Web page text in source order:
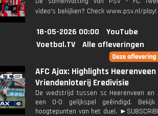
video's bekijken? Check www.psv.nl/
18-05-2026 00:00
YouTube
Voetbal.TV
Alle afleveringen
AFC Ajax: Highlights Heerenveen
Vriendenloterij Eredivisie
De wedstrijd tussen sc Heerenveen
een 0-0 gelijkspel geëindigd.
hoogtepunten van het duel.